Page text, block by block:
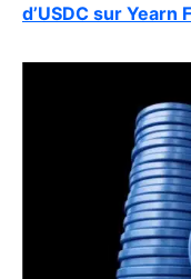
d’USDC sur Yearn